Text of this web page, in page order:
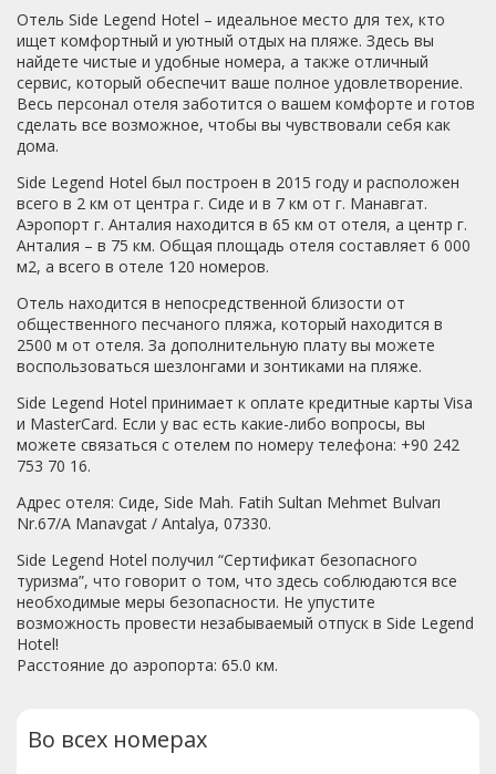
другое.В 2020 сменили название и после этого всё в
этом отеле ухудшилось.
от нас отстали. Еда -стандартная для тройки -
макарошки, рис, курица, иногда рыба, море всяких
овощей и зелени, голодными не останетесь. Из фруктов
-арбуз, дыня. При нас отель был заселен на две трети,
пятьдесят процентов -турки, затем русскоязычные,
немцы, немного сербов и албанцы вроде как. В
основном - семьями с детьми. Рядом с отелем
банкомат, магазинчик, ассортимент в котором богаче,
чем в Мигросе в центре. До моря - минут пятнадцать
ходьбы, трансфер трижды в день туда, два раза
-обратно, пользовались пару раз, потом плюнули, стали
ходить пешком, решили не прогибаться под изменчивый
мир. Море - отличное, тёплое, чистое, небольшие
волны. Пляж -песок, у лежаков от отеля - душ, кабинка,
туалеты, водичка. Рядом -пара баров, можно купить
пива или мороженого и у вас будет вайфай. В общем и
целом... За эти деньги - очень и очень хорошо. В
последний день встретили пару тётушек, которые
набережной под окнами. С таким настроем лучше
поискать пятёрку. Легенд - отличная тройка за свою
цену.
Отель Side Legend Hotel – идеальное место для тех, кто
ищет комфортный и уютный отдых на пляже. Здесь вы
найдете чистые и удобные номера, а также отличный
сервис, который обеспечит ваше полное удовлетворение.
Весь персонал отеля заботится о вашем комфорте и готов
сделать все возможное, чтобы вы чувствовали себя как
дома.
Side Legend Hotel был построен в 2015 году и расположен
всего в 2 км от центра г. Сиде и в 7 км от г. Манавгат.
Аэропорт г. Анталия находится в 65 км от отеля, а центр г.
Анталия – в 75 км. Общая площадь отеля составляет 6 000
м2, а всего в отеле 120 номеров.
Отель находится в непосредственной близости от
общественного песчаного пляжа, который находится в
2500 м от отеля. За дополнительную плату вы можете
воспользоваться шезлонгами и зонтиками на пляже.
Side Legend Hotel принимает к оплате кредитные карты Visa
и MasterCard. Если у вас есть какие-либо вопросы, вы
можете связаться с отелем по номеру телефона: +90 242
753 70 16.
Адрес отеля: Сиде, Side Mah. Fatih Sultan Mehmet Bulvarı
Nr.67/A Manavgat / Antalya, 07330.
Side Legend Hotel получил “Сертификат безопасного
туризма”, что говорит о том, что здесь соблюдаются все
необходимые меры безопасности. Не упустите
возможность провести незабываемый отпуск в Side Legend
Hotel!
Расстояние до аэропорта: 65.0 км.
Во всех номерах